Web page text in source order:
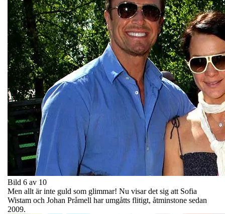
Bild 6 av 10
Men allt är inte guld som glimmar! Nu visar det sig att Sofia
Wistam och Johan Pråmell har umgåtts flitigt, åtminstone sedan
2009.